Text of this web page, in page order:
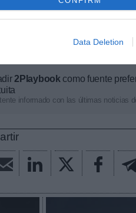
Data Deletion
y norteamericanas
tipología de activos,
aproximado de cada
2Playbook como fuente
informado con las últimas noticias